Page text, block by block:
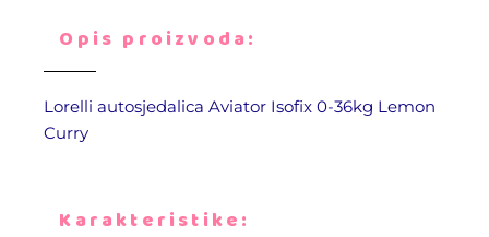
Opis proizvoda:
Lorelli autosjedalica Aviator Isofix 0-36kg Lemon
Curry
Karakteristike: